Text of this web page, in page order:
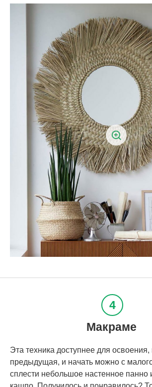
Макраме
Эта техника доступнее для
предыдущая, и начать можно с
сплести небольшое настенное панно